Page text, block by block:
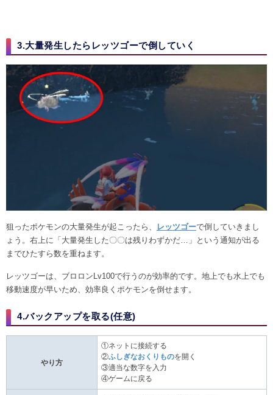
3.大量発生したらレッツゴーで倒していく
狙ったポケモンの大量発生が起こったら、 レッツゴーで倒していきまし
ょう。右上に「大量発生した〇〇は残りわずかだ…」という通知が出る
までひたすら数を重ねます。
レッツゴーは、ブロロンLv100で行うのが効率的です。地上でも水上でも
移動速度が早いため、効率良くポケモンを倒せます。
4.バックアップを取る(任意)
やり方
①ネットに接続する
②ふしぎなおくりものを開く
③適当な数字を入力
④ゲームに戻る